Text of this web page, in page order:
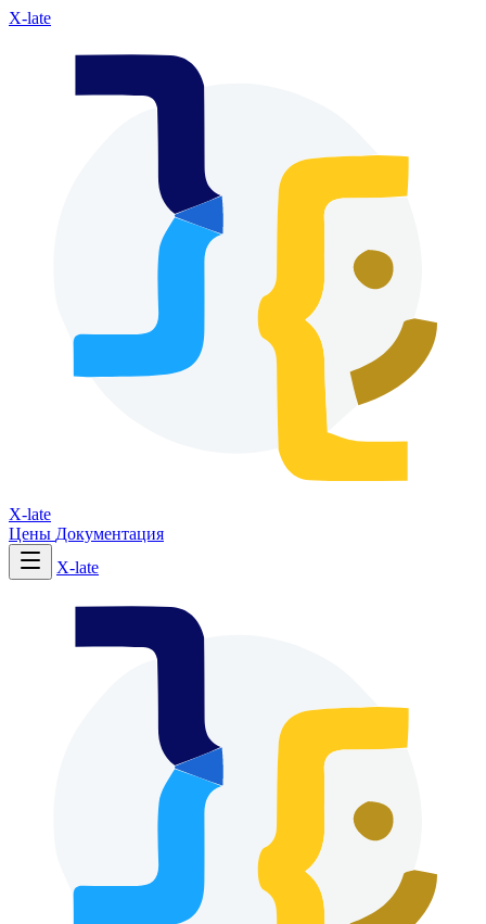
X-late
X-late
Цены Документация
X-late